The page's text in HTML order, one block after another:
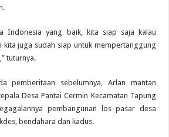
Indonesia yang baik, kita siap saja kalau
kita juga sudah siap untuk mempertanggung
tuturnya.
pemberitaan sebelumnya, Arlan mantan
Desa Pantai Cermin Kecamatan Tapung
pembangunan los pasar desa
bendahara dan kadus.